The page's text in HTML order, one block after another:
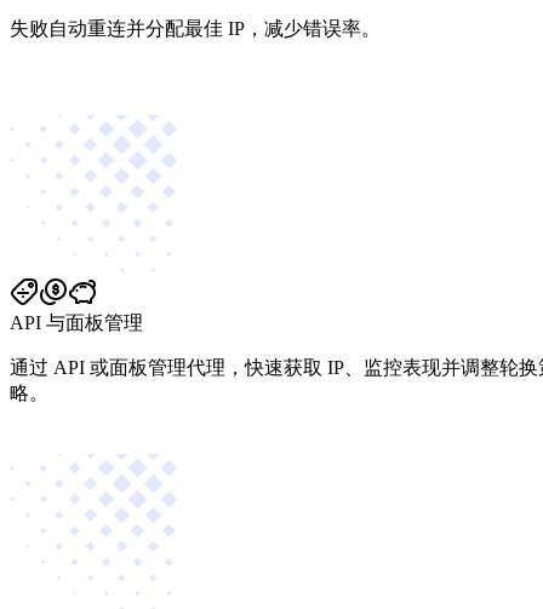
失败自动重连并分配最佳 IP，减少错误率。
API 与面板管理
通过 API 或面板管理代理，快速获取 IP、监控表现并调整轮换
略。